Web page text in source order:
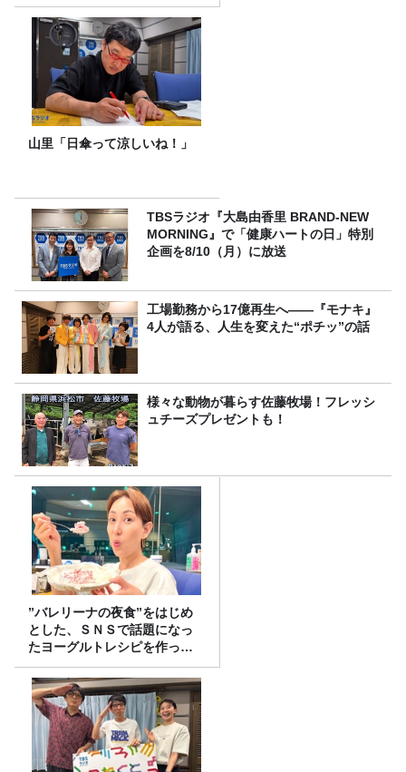
山里「日傘って涼しいね！」
TBSラジオ『大島由香里 BRAND-NEW
MORNING』で「健康ハートの日」特別
企画を8/10（月）に放送
工場勤務から17億再生へ——『モナキ』
4人が語る、人生を変えた“ポチッ”の話
様々な動物が暮らす佐藤牧場！フレッシ
ュチーズプレゼントも！
”バレリーナの夜食”をはじめ
とした、ＳＮＳで話題になっ
たヨーグルトレシピを作って
みた！